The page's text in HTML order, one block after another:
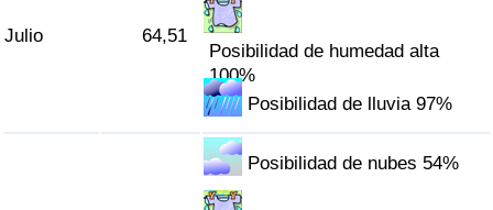
Julio 64,51
Posibilidad de humedad alta
100%
Posibilidad de lluvia 97%
Posibilidad de nubes 54%